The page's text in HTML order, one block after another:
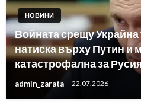
НОВИНИ
Войната срещу
натиска върху Путин и
катастрофална за
admin_zarata 22.07.2026